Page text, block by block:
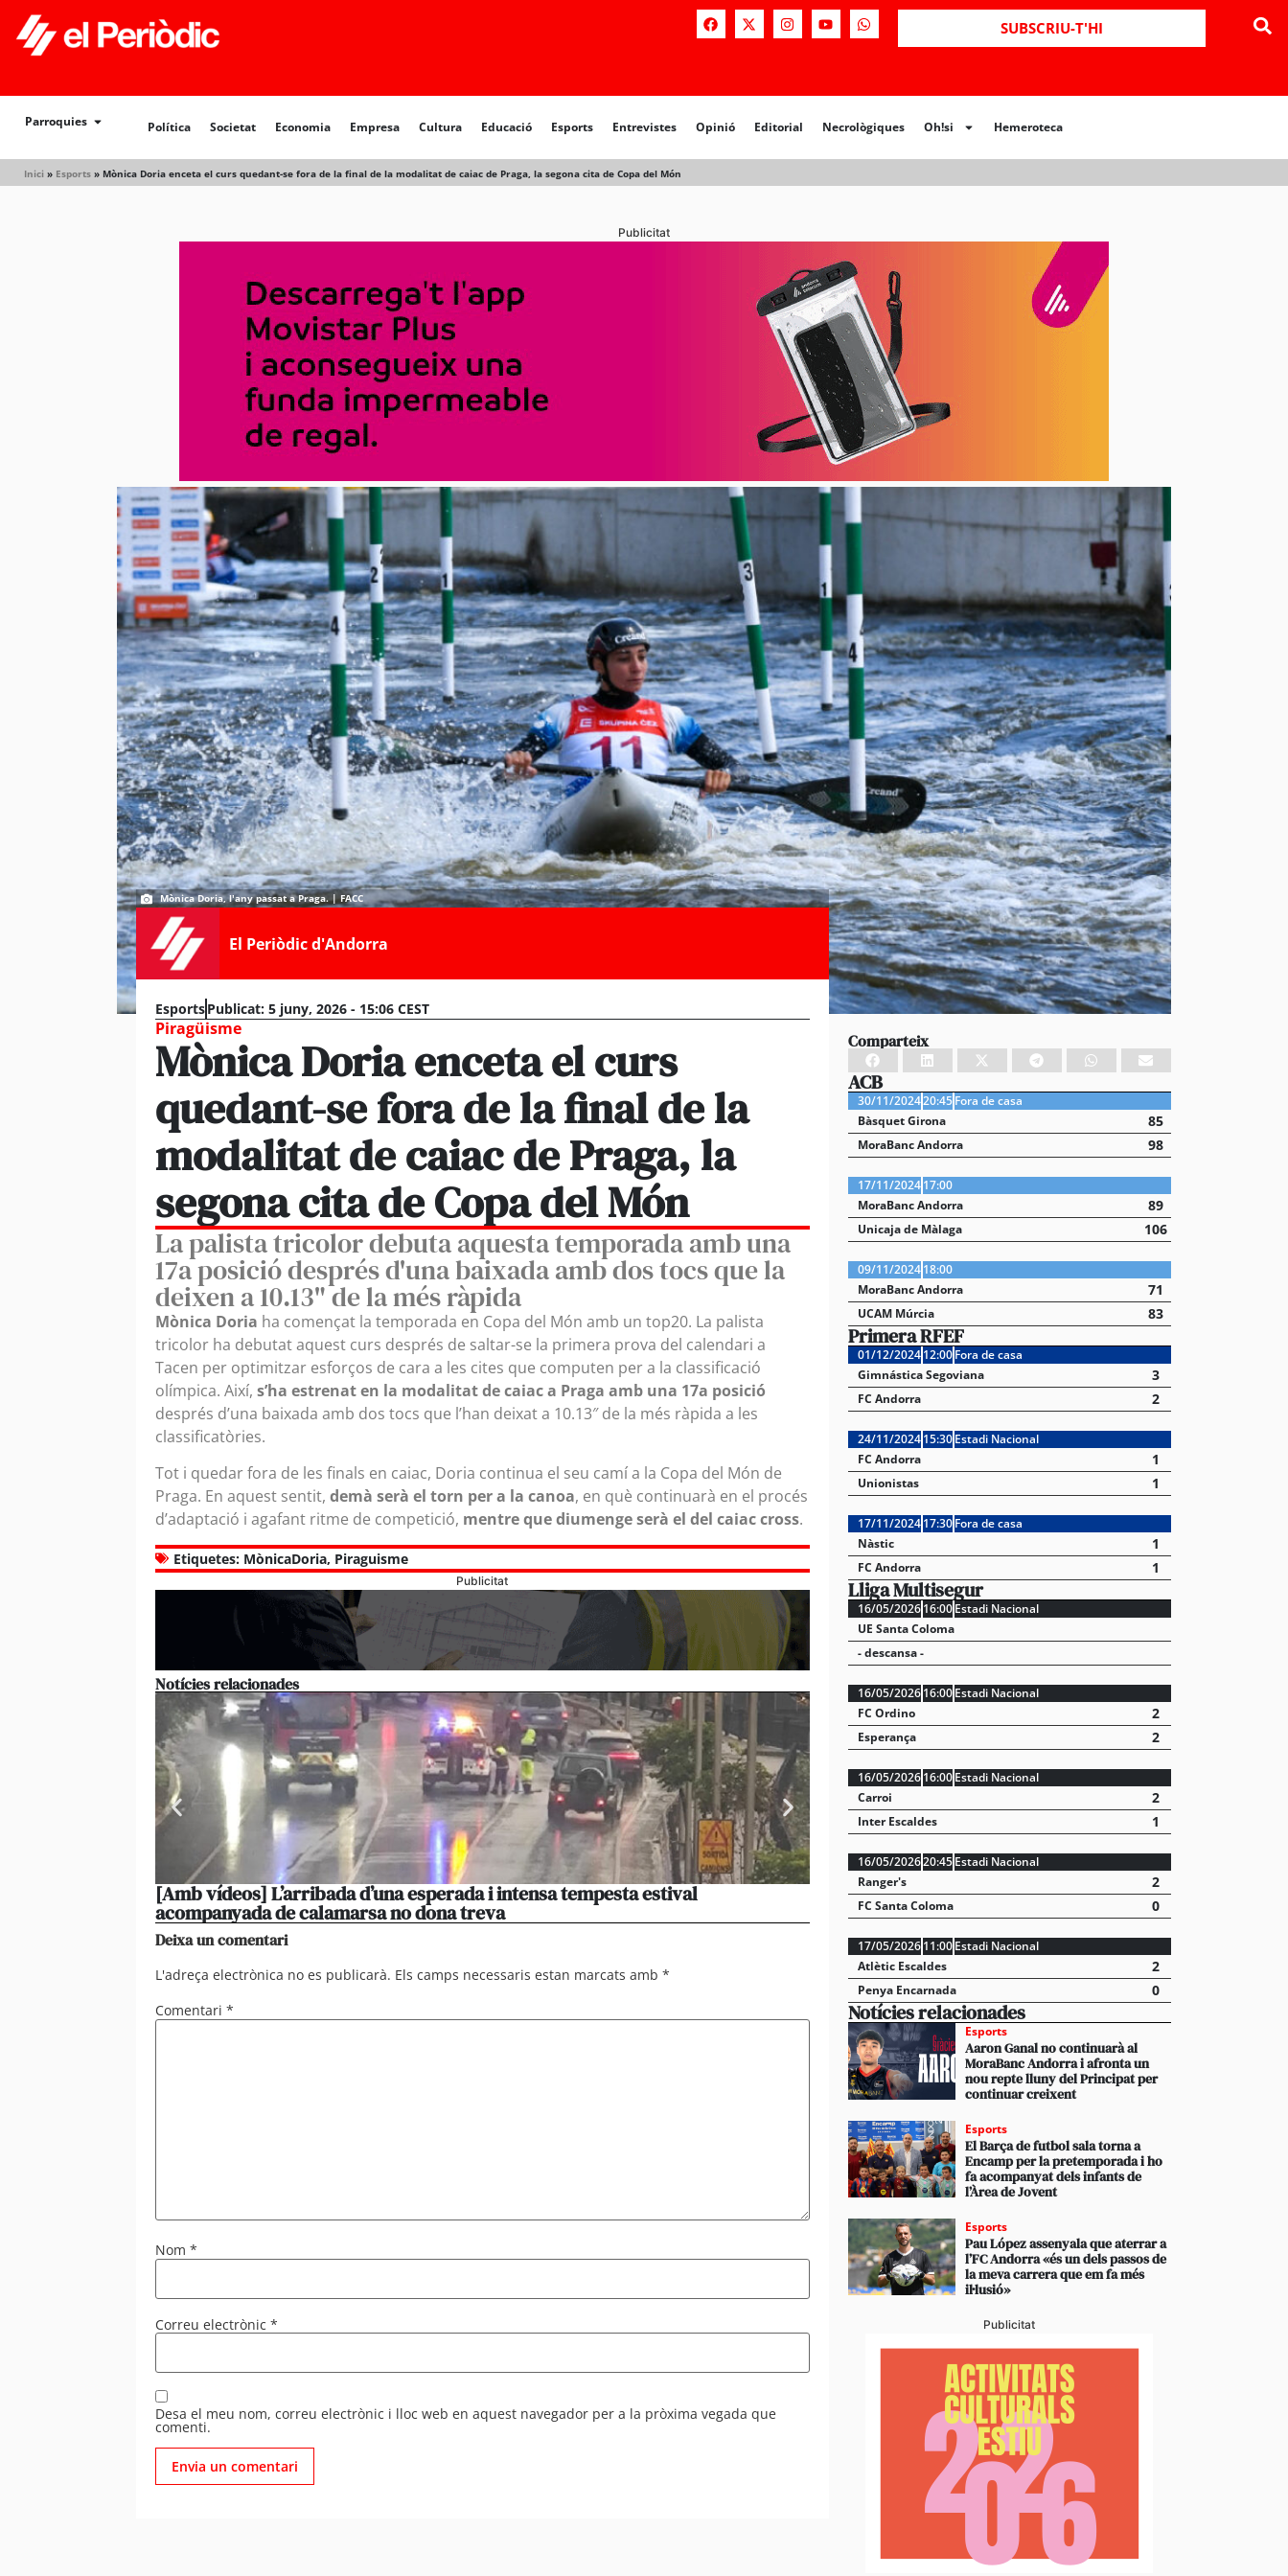
SUBSCRIU-T'HI
Parroquies Política Societat Economia Empresa Cultura Educació Esports Entrevistes Opinió Editorial Necrològiques Oh!si Hemeroteca
Inici » Esports » Mònica Doria enceta el curs quedant-se fora de la final de la modalitat de caiac de Praga, la segona cita de Copa del Món
Política Societat Opinió Editorial Necrològiques Hemeroteca
Publicitat
Mònica Doria, l'any passat a Praga. | FACC
El Periòdic d'Andorra
EsportsPublicat: 5 juny, 2026 - 15:06 CEST
Piragüisme
Mònica Doria enceta el curs
quedant-se fora de la final de la
modalitat de caiac de Praga, la
segona cita de Copa del Món
La palista tricolor debuta aquesta temporada amb una
17a posició després d'una baixada amb dos tocs que la
deixen a 10.13" de la més ràpida
Mònica Doria ha començat la temporada en Copa del Món amb un top20. La palista
tricolor ha debutat aquest curs després de saltar-se la primera prova del calendari a
Tacen per optimitzar esforços de cara a les cites que computen per a la classificació
olímpica. Així, s’ha estrenat en la modalitat de caiac a Praga amb una 17a posició
després d’una baixada amb dos tocs que l’han deixat a 10.13″ de la més ràpida a les
classificatòries.
Tot i quedar fora de les finals en caiac, Doria continua el seu camí a la Copa del Món de
Praga. En aquest sentit, demà serà el torn per a la canoa, en què continuarà en el procés
d’adaptació i agafant ritme de competició, mentre que diumenge serà el del caiac cross.
Etiquetes: MònicaDoria, Piraguisme
Publicitat
Notícies relacionades
[Amb vídeos] L’arribada d’una esperada i intensa tempesta estival
acompanyada de calamarsa no dona treva
El parc públic a preu assequible triplica el 2026 el
haver duplicat les peticions favorables
Deixa un comentari
L'adreça electrònica no es publicarà. Els camps necessaris estan marcats amb *
Comentari *
Nom *
Correu electrònic *
Desa el meu nom, correu electrònic i lloc web en aquest navegador per a la pròxima vegada que
comenti.
Comparteix
ACB
30/11/202420:45 Fora de casa
Bàsquet Girona
85
MoraBanc Andorra 98
17/11/2024 17:00
MoraBanc Andorra
89
Unicaja de Màlaga 106
09/11/2024 18:00
MoraBanc Andorra
71
UCAM Múrcia 83
Primera RFEF
01/12/2024 12:00 Fora de casa
Gimnástica Segoviana
3
FC Andorra 2
24/11/2024 15:30 Estadi Nacional
FC Andorra
1
Unionistas 1
17/11/2024 17:30 Fora de casa
Nàstic
1
FC Andorra 1
Lliga Multisegur
16/05/2026 16:00 Estadi Nacional
UE Santa Coloma
- descansa -
16/05/2026 16:00 Estadi Nacional
FC Ordino
2
Esperança 2
16/05/2026 16:00 Estadi Nacional
Carroi
2
Inter Escaldes 1
16/05/202620:45 Estadi Nacional
Ranger's
2
FC Santa Coloma 0
17/05/2026 11:00 Estadi Nacional
Atlètic Escaldes
2
Penya Encarnada 0
Notícies relacionades
Esports
Aaron Ganal no continuarà al
MoraBanc Andorra i afronta un
nou repte lluny del Principat per
continuar creixent
Esports
El Barça de futbol sala torna a
Encamp per la pretemporada i ho
fa acompanyat dels infants de
l’Àrea de Jovent
Esports
Pau López assenyala que aterrar a
l’FC Andorra «és un dels passos de
la meva carrera que em fa més
il·lusió»
Publicitat